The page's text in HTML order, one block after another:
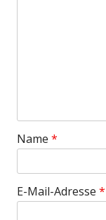
Name *
E-Mail-Adresse *